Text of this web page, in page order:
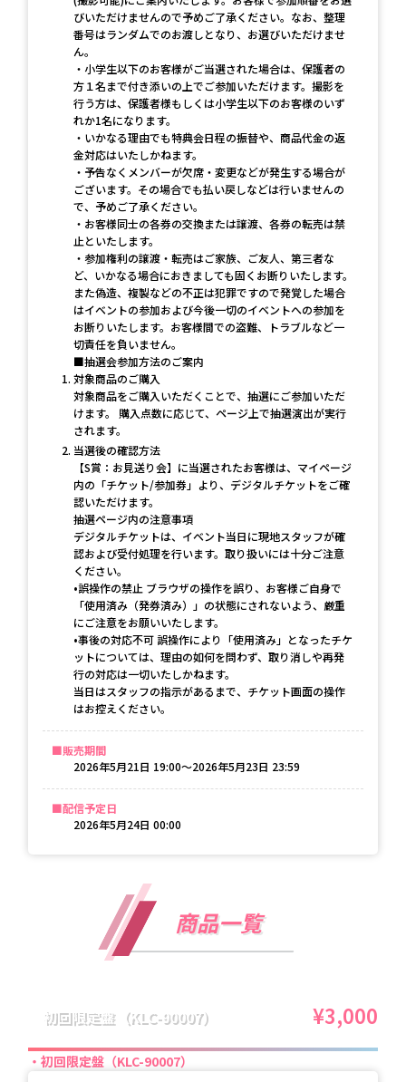
びいただけませんので予めご了承ください。なお、整理
番号はランダムでのお渡しとなり、お選びいただけませ
ん。
・小学生以下のお客様がご当選された場合は、保護者の
方１名まで付き添いの上でご参加いただけます。撮影を
行う方は、保護者様もしくは小学生以下のお客様のいず
れか1名になります。
・いかなる理由でも特典会日程の振替や、商品代金の返
金対応はいたしかねます。
・予告なくメンバーが欠席・変更などが発生する場合が
ございます。その場合でも払い戻しなどは行いませんの
で、予めご了承ください。
・お客様同士の各券の交換または譲渡、各券の転売は禁
止といたします。
・参加権利の譲渡・転売はご家族、ご友人、第三者な
ど、いかなる場合におきましても固くお断りいたします。
また偽造、複製などの不正は犯罪ですので発覚した場合
はイベントの参加および今後一切のイベントへの参加を
お断りいたします。お客様間での盗難、トラブルなど一
切責任を負いません。
■抽選会参加方法のご案内
対象商品のご購入
対象商品をご購入いただくことで、抽選にご参加いただ
けます。 購入点数に応じて、ページ上で抽選演出が実行
されます。
当選後の確認方法
【S賞：お見送り会】に当選されたお客様は、マイページ
内の「チケット/参加券」より、デジタルチケットをご確
認いただけます。
抽選ページ内の注意事項
デジタルチケットは、イベント当日に現地スタッフが確
認および受付処理を行います。取り扱いには十分ご注意
ください。
•誤操作の禁止 ブラウザの操作を誤り、お客様ご自身で
「使用済み（発券済み）」の状態にされないよう、厳重
にご注意をお願いいたします。
•事後の対応不可 誤操作により「使用済み」となったチケ
ットについては、理由の如何を問わず、取り消しや再発
行の対応は一切いたしかねます。
当日はスタッフの指示があるまで、チケット画面の操作
はお控えください。
販売期間
2026年5月21日 19:00〜2026年5月23日 23:59
配信予定日
2026年5月24日 00:00
商品一覧
初回限定盤（KLC-90007） ¥3,000
初回限定盤（KLC-90007）